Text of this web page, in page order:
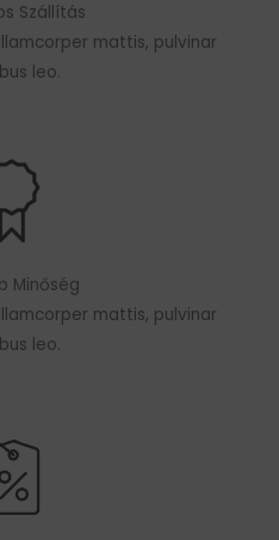
Szállítás
mattis, pulvinar
leo.
Minőség
mattis, pulvinar
leo.